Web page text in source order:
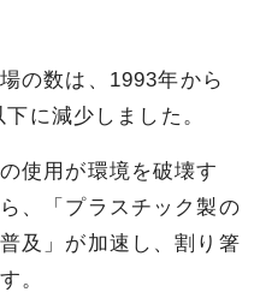
の数は、1993年から
に減少しました。
使用が環境を破壊す
、「プラスチック製の
及」が加速し、割り箸
。